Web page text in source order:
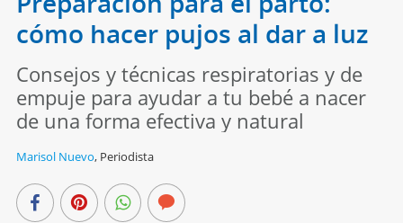
cómo hacer pujos al dar a luz
Consejos y técnicas respiratorias y de
empuje para ayudar a tu bebé a nacer
de una forma efectiva y natural
Marisol Nuevo, Periodista